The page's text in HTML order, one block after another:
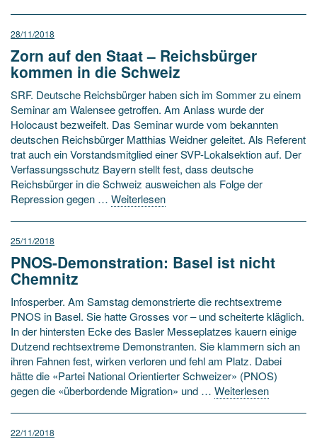
28/11/2018
Zorn auf den Staat – Reichsbürger
kommen in die Schweiz
SRF. Deutsche Reichsbürger haben sich im Sommer zu einem
Seminar am Walensee getroffen. Am Anlass wurde der
Holocaust bezweifelt. Das Seminar wurde vom bekannten
deutschen Reichsbürger Matthias Weidner geleitet. Als Referent
trat auch ein Vorstandsmitglied einer SVP-Lokalsektion auf. Der
Verfassungsschutz Bayern stellt fest, dass deutsche
Reichsbürger in die Schweiz ausweichen als Folge der
Repression gegen … Weiterlesen
25/11/2018
PNOS-Demonstration: Basel ist nicht
Chemnitz
Infosperber. Am Samstag demonstrierte die rechtsextreme
PNOS in Basel. Sie hatte Grosses vor – und scheiterte kläglich.
In der hintersten Ecke des Basler Messeplatzes kauern einige
Dutzend rechtsextreme Demonstranten. Sie klammern sich an
ihren Fahnen fest, wirken verloren und fehl am Platz. Dabei
hätte die «Partei National Orientierter Schweizer» (PNOS)
gegen die «überbordende Migration» und … Weiterlesen
22/11/2018